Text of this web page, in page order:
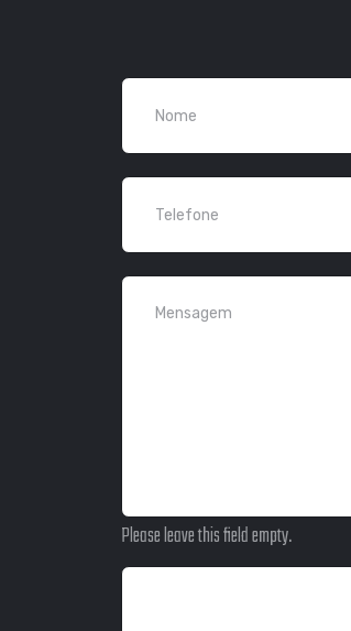
Please leave this field empty.